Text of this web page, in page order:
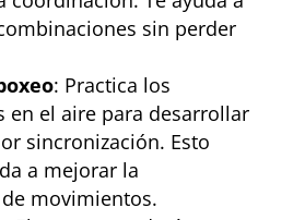
sin perder
: Practica los
en el aire para desarrollar
sincronización. Esto
a mejorar la
movimientos.